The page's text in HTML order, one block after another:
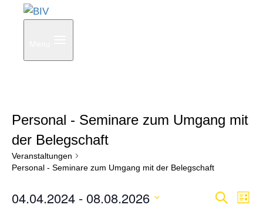
Personal - Seminare zum Umgang mit
der Belegschaft
Veranstaltungen
Personal - Seminare zum Umgang mit der Belegschaft
Veranstaltungen Suche
Liste
04.04.2024 - 08.08.2026